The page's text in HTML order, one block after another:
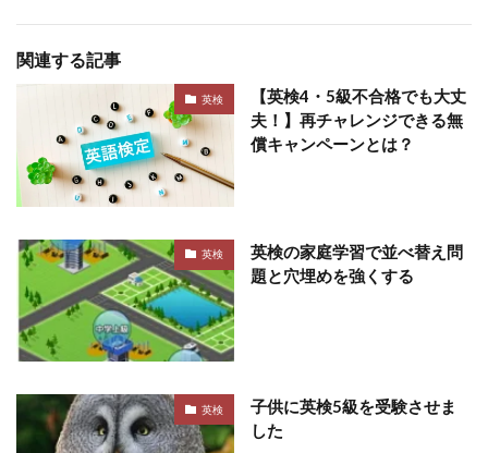
関連する記事
英検
【英検4・5級不合格でも大丈
夫！】再チャレンジできる無
償キャンペーンとは？
英検
英検の家庭学習で並べ替え問
題と穴埋めを強くする
英検
子供に英検5級を受験させま
した